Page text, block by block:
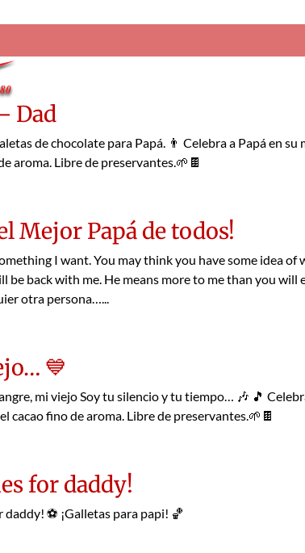
Dad
de chocolate para Papá. 👨 Celebra a Papá en
aroma. Libre de preservantes.🌱🍫
Mejor Papá de todos!
I want. You may think you have some idea
be back with me. He means more to me than you will
otra persona…...
💙
mi viejo Soy tu silencio y tu tiempo… 🎶 🎵
cacao fino de aroma. Libre de preservantes.🌱🍫
for daddy!
daddy! ⚽ ¡Galletas para papi! 🏀